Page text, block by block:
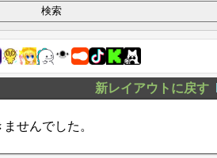
新レイアウトに戻す
せんでした。